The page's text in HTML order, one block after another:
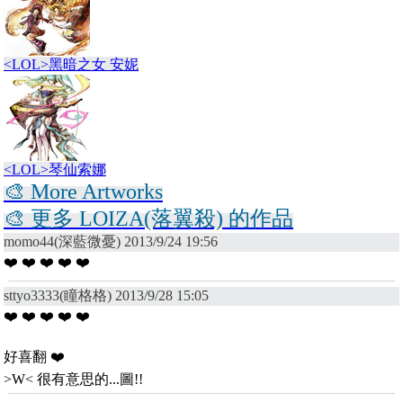
<LOL>黑暗之女 安妮
<LOL>琴仙索娜
🎨 More Artworks
🎨 更多 LOIZA(落翼殺) 的作品
momo44(深藍微憂) 2013/9/24 19:56
❤️ ❤️ ❤️ ❤️ ❤️
sttyo3333(瞳格格) 2013/9/28 15:05
❤️ ❤️ ❤️ ❤️ ❤️
好喜翻 ❤️
>W< 很有意思的...圖!!